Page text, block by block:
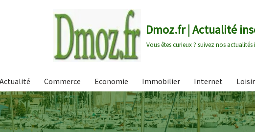
Dmoz.fr | Actualité
Vous êtes curieux ? suivez nos actualités
Actualité Commerce Economie Immobilier Internet